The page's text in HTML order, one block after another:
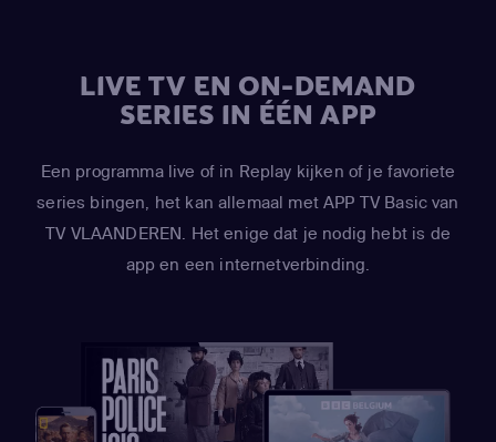
LIVE TV EN ON-DEMAND
SERIES IN ÉÉN APP
Een programma live of in Replay kijken of je favoriete
series bingen, het kan allemaal met APP TV Basic van
TV VLAANDEREN. Het enige dat je nodig hebt is de
app en een internetverbinding.